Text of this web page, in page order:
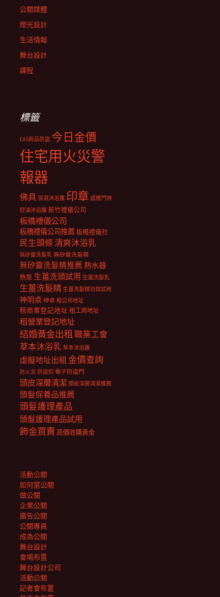
公關媒體
燈光設計
生活情報
舞台設計
課程
標籤
EAS商品防盜 今日金價
住宅用火災警
報器
佛具 保濕沐浴露 印章 感應門神
控油沐浴露 新竹禮儀公司
板橋禮儀公司
板橋禮儀公司推薦板橋禮儀社
民生頭條清爽沐浴乳
無矽靈洗髮乳 無矽靈洗髮精
無矽靈洗髮精推薦 熱水器
熱泵 生薑洗頭試用 生薑洗髮乳
生薑洗髮精 生薑洗髮精功效試用
神明桌 神桌 租公司地址
租商業登記地址 租工商地址
租營業登記地址
結婚黃金出租職業工會
草本沐浴乳 草本沐浴露
虛擬地址出租 金價查詢
防火泥 防盜扣 電子防盜門
頭皮深層清潔 頭皮深層清潔推薦
頭髮保養品推薦
頭髮護理產品
頭髮護理產品試用
飾金買賣 高價收購黃金
活動公關
如何當公關
做公關
企業公關
廣告公關
公關專員
成為公關
舞台設計
會場布置
舞台設計公司
活動公關
記者會布置